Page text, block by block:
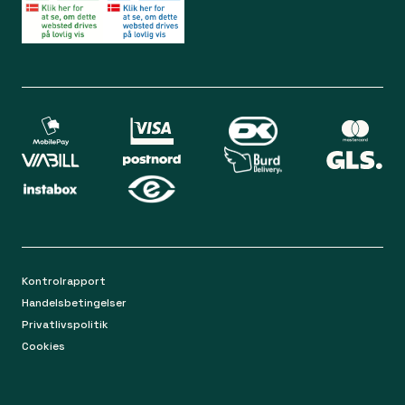
Mandag-torsdag 9.00 - 16.00
Kontakt os på mail
apoteket@apopro.dk
Spørgsmål og svar
Returnering
Bliv medlem
Din sikkerhed
Kontrolrapport
Handelsbetingelser
Privatlivspolitik
Cookies